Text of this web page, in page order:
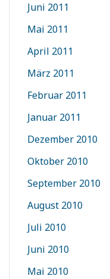
Juni 2011
Mai 2011
April 2011
März 2011
Februar 2011
Januar 2011
Dezember 2010
Oktober 2010
September 2010
August 2010
Juli 2010
Juni 2010
Mai 2010